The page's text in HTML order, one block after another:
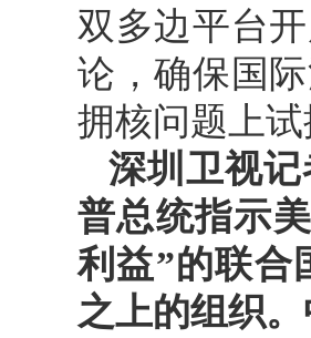
双多边平台
论，确保国
拥核问题上
深圳卫视
普总统指示
利益”的联合
之上的组织